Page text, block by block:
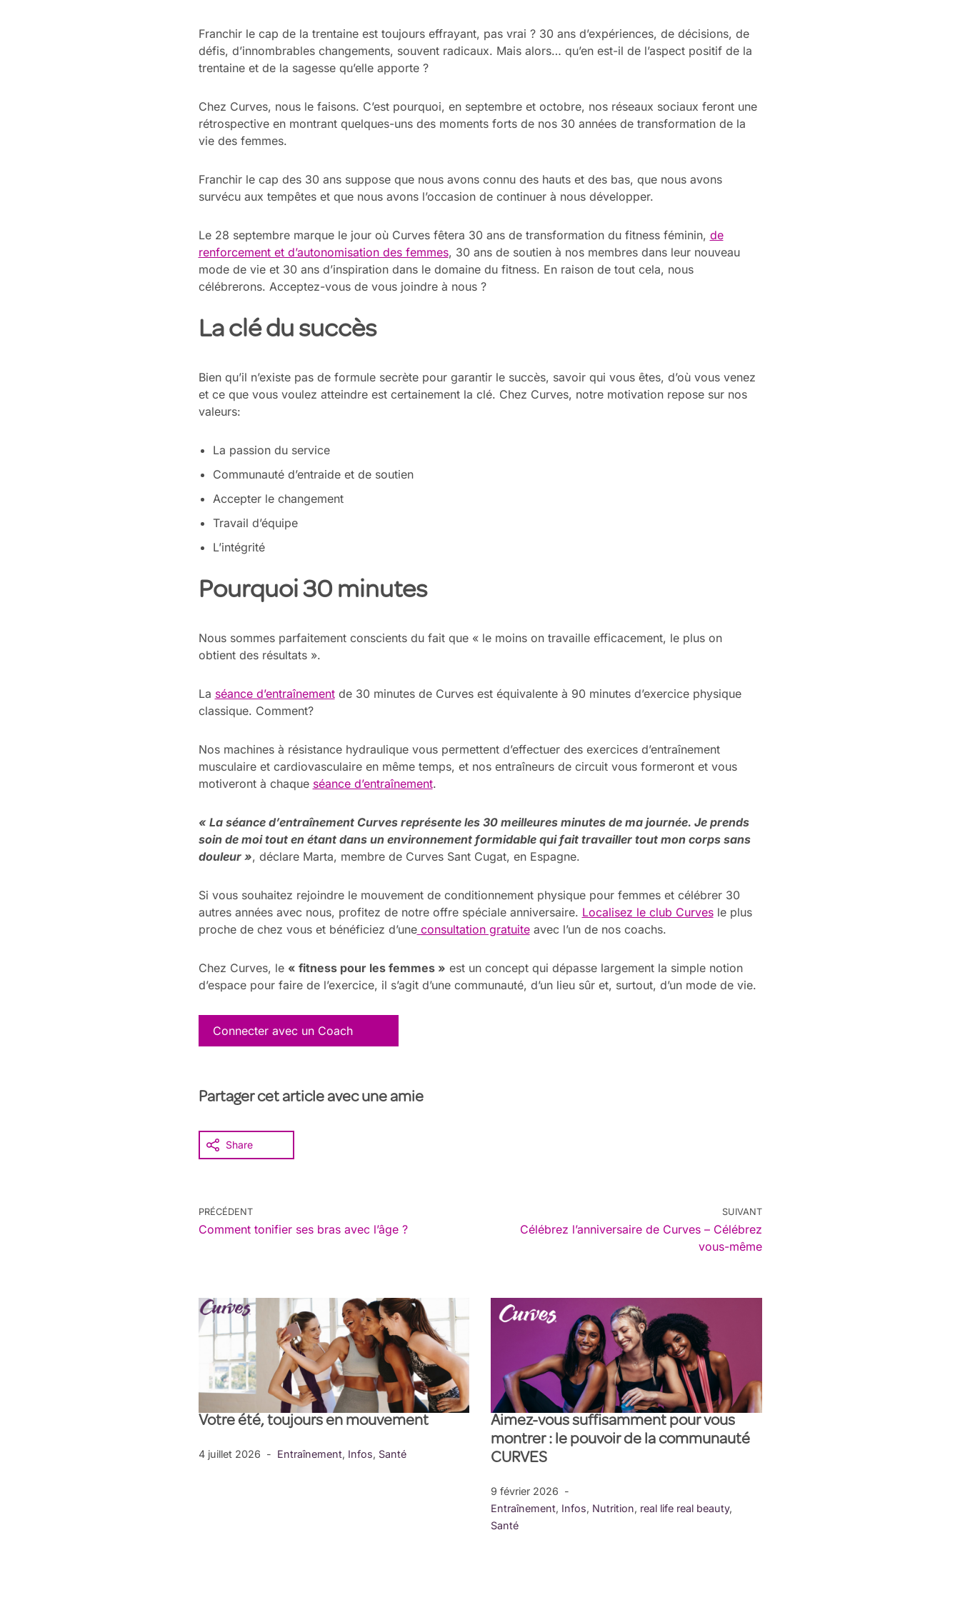
Franchir le cap de la trentaine est toujours effrayant, pas vrai ? 30 ans d’expériences, de décisions, de
défis, d’innombrables changements, souvent radicaux. Mais alors… qu’en est-il de l’aspect positif de la
trentaine et de la sagesse qu’elle apporte ?
Chez Curves, nous le faisons. C’est pourquoi, en septembre et octobre, nos réseaux sociaux feront une
rétrospective en montrant quelques-uns des moments forts de nos 30 années de transformation de la
vie des femmes.
Franchir le cap des 30 ans suppose que nous avons connu des hauts et des bas, que nous avons
survécu aux tempêtes et que nous avons l’occasion de continuer à nous développer.
Le 28 septembre marque le jour où Curves fêtera 30 ans de transformation du fitness féminin, de
renforcement et d’autonomisation des femmes, 30 ans de soutien à nos membres dans leur nouveau
mode de vie et 30 ans d’inspiration dans le domaine du fitness. En raison de tout cela, nous
célébrerons. Acceptez-vous de vous joindre à nous ?
La clé du succès
Bien qu’il n’existe pas de formule secrète pour garantir le succès, savoir qui vous êtes, d’où vous venez
et ce que vous voulez atteindre est certainement la clé. Chez Curves, notre motivation repose sur nos
valeurs:
La passion du service
Communauté d’entraide et de soutien
Accepter le changement
Travail d’équipe
L’intégrité
Pourquoi30 minutes
Nous sommes parfaitement conscients du fait que « le moins on travaille efficacement, le plus on
obtient des résultats ».
La séance d’entraînementde 30 minutes de Curves est équivalente à 90 minutes d’exercice physique
classique. Comment?
Nos machines à résistance hydraulique vous permettent d’effectuer des exercices d’entraînement
musculaire et cardiovasculaire en même temps, et nos entraîneurs de circuit vous formeront et vous
motiveront à chaque séance d’entraînement.
« La séance d’entraînement Curves représente les 30 meilleures minutes de ma journée. Je prends
soin de moi tout en étant dans un environnement formidable qui fait travailler tout mon corps sans
douleur », déclare Marta, membre de Curves Sant Cugat, en Espagne.
Si vous souhaitez rejoindre le mouvement de conditionnement physique pour femmes et célébrer 30
autres années avec nous, profitez de notre offre spéciale anniversaire. Localisez le club Curvesle plus
proche de chez vous et bénéficiez d’uneconsultation gratuiteavec l’un de nos coachs.
Chez Curves, le « fitness pour les femmes » est un concept qui dépasse largement la simple notion
d’espace pour faire de l’exercice, il s’agit d’une communauté, d’un lieu sûr et, surtout, d’un mode de vie.
Connecter avec un Coach
Partager cet article avec une amie
Share
PRÉCÉDENT
Comment tonifier ses bras avec l’âge ?
SUIVANT
Célébrez l’anniversaire de Curves – Célébrez
vous-même
Votre été, toujours en mouvement
4 juillet 2026 Entraînement, Infos, Santé
Aimez-vous suffisamment pour vous
montrer : le pouvoir de la communauté
CURVES
9 février 2026
Entraînement, Infos, Nutrition, real life real beauty,
Santé